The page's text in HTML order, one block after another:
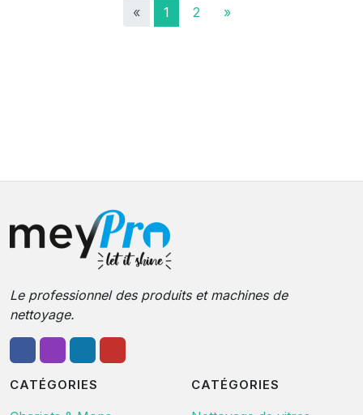
« 1 2 »
Le professionnel des produits et machines de
nettoyage.
CATÉGORIES CATÉGORIES